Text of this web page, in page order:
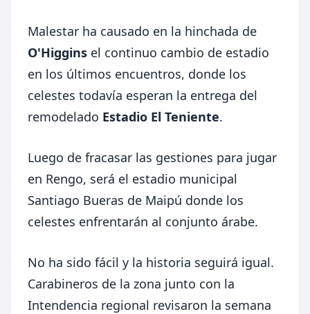
Malestar ha causado en la hinchada de
O'Higgins el continuo cambio de estadio
en los últimos encuentros, donde los
celestes todavía esperan la entrega del
remodelado Estadio El Teniente.
Luego de fracasar las gestiones para jugar
en Rengo, será el estadio municipal
Santiago Bueras de Maipú donde los
celestes enfrentarán al conjunto árabe.
No ha sido fácil y la historia seguirá igual.
Carabineros de la zona junto con la
Intendencia regional revisaron la semana